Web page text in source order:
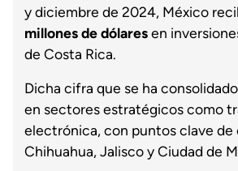
y diciembre de 2024, México
millones de dólaresen
de Costa Rica.
Dicha cifra que se ha
en sectores estratégicos como
electrónica, con puntos clave de
Chihuahua, Jalisco y Ciudad de